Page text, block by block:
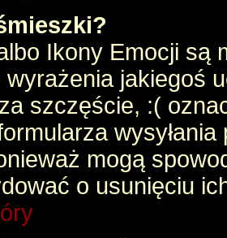
Ikony Emocji są
wyrażenia jakiegoś
szczęście, :(
mogą
o usunięciu